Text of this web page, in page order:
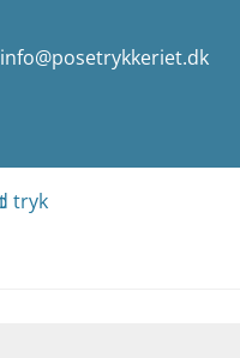
info@posetrykkeriet.dk